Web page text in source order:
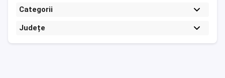
Categorii
Județe